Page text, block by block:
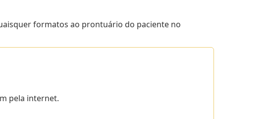
formatos ao prontuário do paciente no
pela internet.